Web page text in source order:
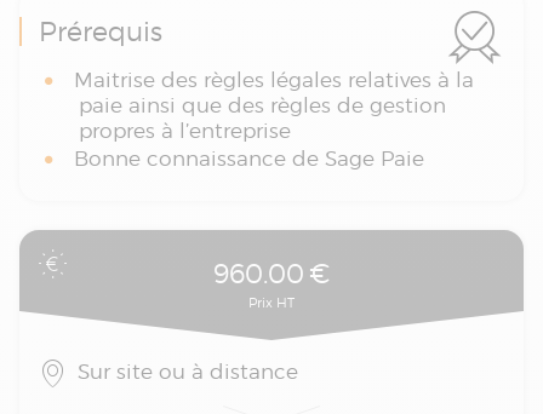
Prérequis
Maitrise des règles légales relatives à la
paie ainsi que des règles de gestion
propres à l’entreprise
Bonne connaissance de Sage Paie
960.00 €
Prix HT
Sur site ou à distance